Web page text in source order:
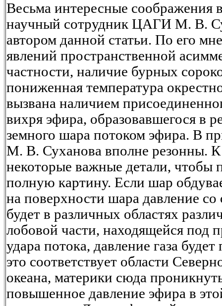
Весьма интересные соображения
научный сотрудник ЦАГИ М. В.
автором данной статьи. По его
явлений пространственной
частности, наличие бурных
пониженная температура
вызвана наличием
вихря эфира, образовавшегося в
земного шара потоком эфира. В
М. В. Суханова вполне резонны.
некоторые важные детали, чтобы
полную картину. Если шар
на поверхности шара давление со
будет в различных областях
лобовой части, находящейся под
удара потока, давление газа
это соответствует области
океана, материки сюда
повышенное давление эфира в